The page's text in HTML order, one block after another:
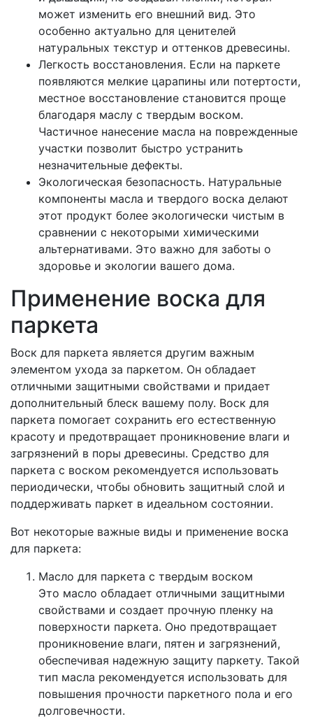
может изменить его внешний вид. Это
особенно актуально для ценителей
натуральных текстур и оттенков древесины.
Легкость восстановления. Если на паркете
появляются мелкие царапины или потертости,
местное восстановление становится проще
благодаря маслу с твердым воском.
Частичное нанесение масла на поврежденные
участки позволит быстро устранить
незначительные дефекты.
Экологическая безопасность. Натуральные
компоненты масла и твердого воска делают
этот продукт более экологически чистым в
сравнении с некоторыми химическими
альтернативами. Это важно для заботы о
здоровье и экологии вашего дома.
Применение воска для
паркета
Воск для паркета является другим важным
элементом ухода за паркетом. Он обладает
отличными защитными свойствами и придает
дополнительный блеск вашему полу. Воск для
паркета помогает сохранить его естественную
красоту и предотвращает проникновение влаги и
загрязнений в поры древесины. Средство для
паркета с воском рекомендуется использовать
периодически, чтобы обновить защитный слой и
поддерживать паркет в идеальном состоянии.
Вот некоторые важные виды и применение воска
для паркета:
Масло для паркета с твердым воском
Это масло обладает отличными защитными
свойствами и создает прочную пленку на
поверхности паркета. Оно предотвращает
проникновение влаги, пятен и загрязнений,
обеспечивая надежную защиту паркету. Такой
тип масла рекомендуется использовать для
повышения прочности паркетного пола и его
долговечности.